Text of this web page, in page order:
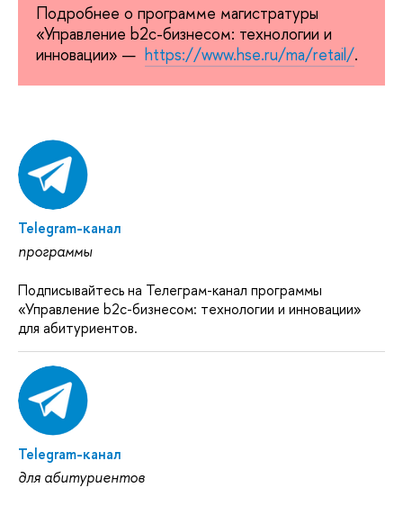
Подробнее о программе магистратуры
«Управление b2c-бизнесом: технологии и
инновации» — https://www.hse.ru/ma/retail/.
Telegram-канал
программы
Подписывайтесь на Телеграм-канал программы
«Управление b2c-бизнесом: технологии и инновации»
для абитуриентов.
Telegram-канал
для абитуриентов